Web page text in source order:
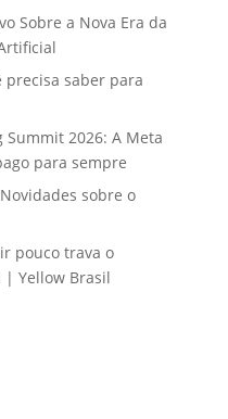
Sobre a Nova Era da
precisa saber para
2026: A Meta
para sempre
sobre o
pouco trava o
| Yellow Brasil